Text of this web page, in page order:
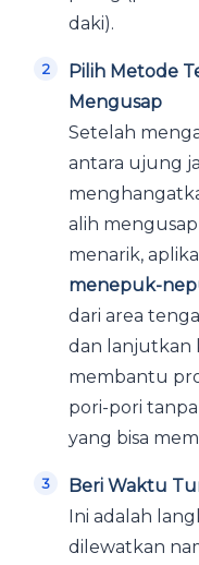
daki).
Pilih Metode
Mengusap
Setelah
antara ujung
alih
menarik,
menepuk-
dari area
dan lanjutkan
membantu
pori-pori
yang bisa
Beri Waktu
Ini adalah
dilewatkan